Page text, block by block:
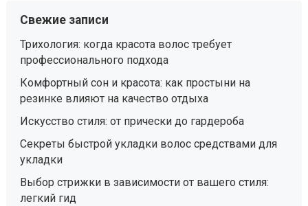
Свежие записи
Трихология: когда красота волос требует
профессионального подхода
Комфортный сон и красота: как простыни на
резинке влияют на качество отдыха
Искусство стиля: от прически до гардероба
Секреты быстрой укладки волос средствами для
укладки
Выбор стрижки в зависимости от вашего стиля:
легкий гид